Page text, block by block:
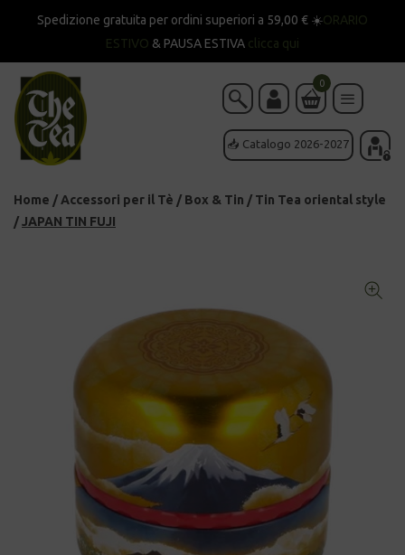
Spedizione gratuita per ordini superiori a 59,00 € ☀️ORARIO
ESTIVO & PAUSA ESTIVA clicca qui
📥 Catalogo 2026-2027
0
Home / Accessori per il Tè / Box & Tin / Tin Tea oriental style
/JAPAN TIN FUJI